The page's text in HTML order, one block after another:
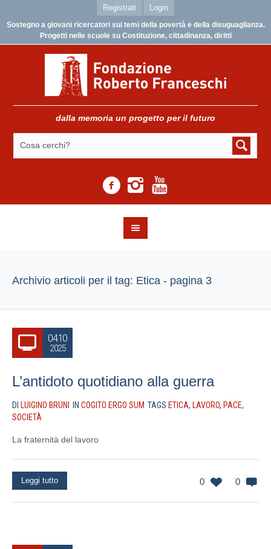
Registrati Login
Sostegno a giovani ricercatori sui temi della povertà e della disuguaglianza.
Progetti nelle scuole su Costituzione, cittadinanza, diritti
dalla memoria un progetto per il futuro
Archivio articoli per il tag: Etica - pagina 3
04.10
2025
L’antidoto quotidiano alla guerra
DI LUIGINO BRUNI IN COGITO ERGO SUM TAGS ETICA, LAVORO, PACE,
SOCIETÀ
La fraternità del lavoro
0 0
Leggi tutto